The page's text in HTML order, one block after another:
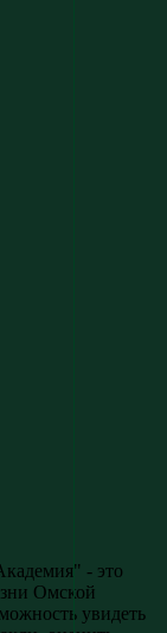
- это
Омской
увидеть